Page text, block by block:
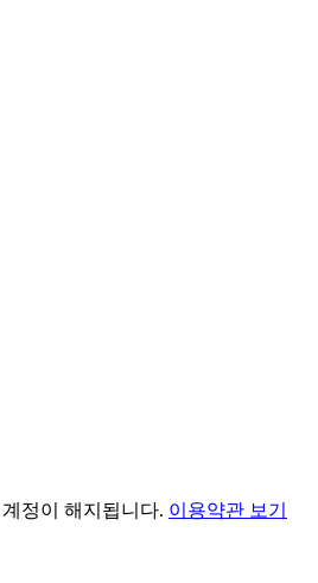
정이 해지됩니다. 이용약관 보기